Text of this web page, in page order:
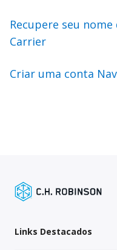
Recupere seu
Carrier
Criar uma conta
Links Destacados